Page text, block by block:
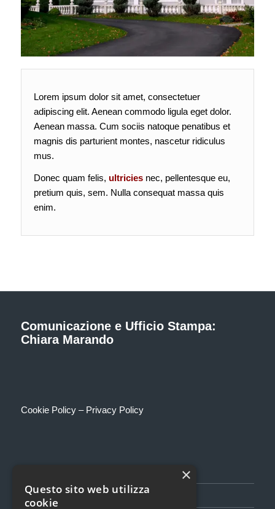
Lorem ipsum dolor sit amet, consectetuer
adipiscing elit. Aenean commodo ligula eget dolor.
Aenean massa. Cum sociis natoque penatibus et
magnis dis parturient montes, nascetur ridiculus
mus.
Donec quam felis, ultriciesnec, pellentesque eu,
pretium quis, sem. Nulla consequat massa quis
enim.
Comunicazione e Ufficio Stampa:
Chiara Marando
Cookie Policy– Privacy Policy
SEGUICI SU FACEBOOK
×
Questo sito web utilizza
cookie